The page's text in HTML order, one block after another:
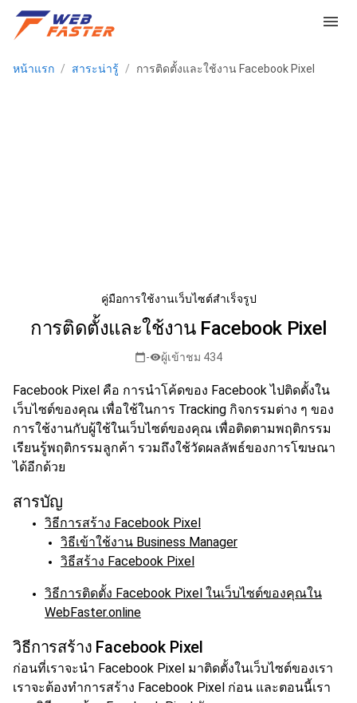
menu
หน้าแรก / สาระน่ารู้ / การติดตั้งและใช้งาน Facebook Pixel
คู่มือการใช้งานเว็บไซต์สำเร็จรูป
การติดตั้งและใช้งาน Facebook Pixel
calendar_today-visibilityผู้เข้าชม 434
Facebook Pixel คือ การนำโค้ดของ Facebook ไปติดตั้งใน
เว็บไซต์ของคุณ เพื่อใช้ในการ Tracking กิจกรรมต่าง ๆ ของ
การใช้งานกับผู้ใช้ในเว็บไซต์ของคุณ เพื่อติดตามพฤติกรรม
เรียนรู้พฤติกรรมลูกค้า รวมถึงใช้วัดผลลัพธ์ของการโฆษณา
ได้อีกด้วย
สารบัญ
วิธีการสร้าง Facebook Pixel
วิธีเข้าใช้งาน Business Manager
วิธีสร้าง Facebook Pixel
วิธีการติดตั้ง Facebook Pixel ในเว็บไซต์ของคุณใน
WebFaster.online
วิธีการสร้าง Facebook Pixel
ก่อนที่เราจะนำ Facebook Pixel มาติดตั้งในเว็บไซต์ของเรา
เราจะต้องทำการสร้าง Facebook Pixel ก่อน และตอนนี้เรา